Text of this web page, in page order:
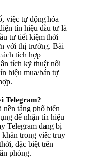
việc tự động hóa
tín hiệu đầu tư là
tư tiết kiệm thời
với thị trường. Bài
tích hợp
tích kỹ thuật nổi
hiệu mua/bán tự
Telegram?
nền tảng phổ biến
để nhận tín hiệu
Telegram đang bị
trong việc truy
đặc biệt trên
phòng.